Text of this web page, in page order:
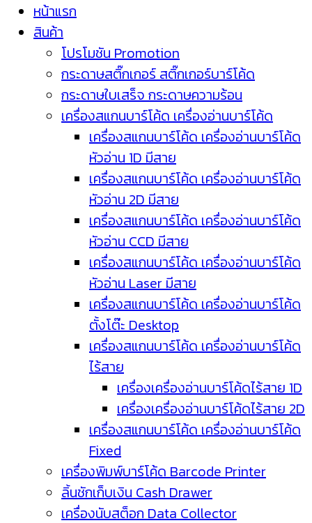
หน้าแรก
สินค้า
โปรโมชัน Promotion
กระดาษสติ๊กเกอร์ สติ๊กเกอร์บาร์โค้ด
กระดาษใบเสร็จ กระดาษความร้อน
เครื่องสแกนบาร์โค้ด เครื่องอ่านบาร์โค้ด
เครื่องสแกนบาร์โค้ด เครื่องอ่านบาร์โค้ด
หัวอ่าน 1D มีสาย
เครื่องสแกนบาร์โค้ด เครื่องอ่านบาร์โค้ด
หัวอ่าน 2D มีสาย
เครื่องสแกนบาร์โค้ด เครื่องอ่านบาร์โค้ด
หัวอ่าน CCD มีสาย
เครื่องสแกนบาร์โค้ด เครื่องอ่านบาร์โค้ด
หัวอ่าน Laser มีสาย
เครื่องสแกนบาร์โค้ด เครื่องอ่านบาร์โค้ด
ตั้งโต๊ะ Desktop
เครื่องสแกนบาร์โค้ด เครื่องอ่านบาร์โค้ด
ไร้สาย
เครื่องเครื่องอ่านบาร์โค้ดไร้สาย 1D
เครื่องเครื่องอ่านบาร์โค้ดไร้สาย 2D
เครื่องสแกนบาร์โค้ด เครื่องอ่านบาร์โค้ด
Fixed
เครื่องพิมพ์บาร์โค้ด Barcode Printer
ลิ้นชักเก็บเงิน Cash Drawer
เครื่องนับสต็อก Data Collector